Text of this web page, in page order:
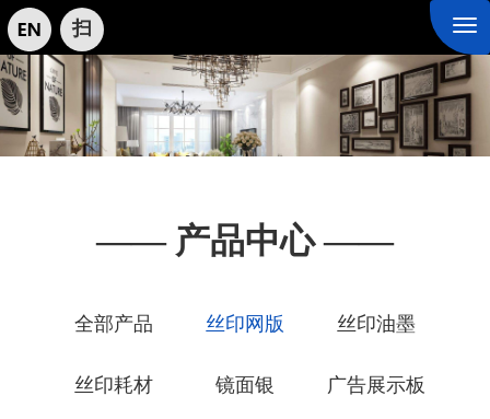
扫
—— 产品中心 ——
全部产品 丝印网版 丝印油墨
丝印耗材 镜面银 广告展示板